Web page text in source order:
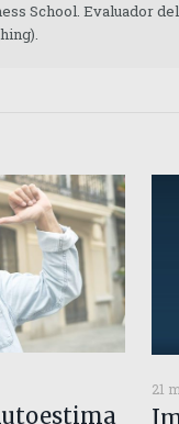
School. Evaluador
21